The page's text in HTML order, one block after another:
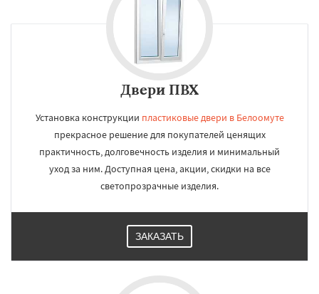
Двери ПВХ
Установка конструкции пластиковые двери в Белоомуте
прекрасное решение для покупателей ценящих
практичность, долговечность изделия и минимальный
уход за ним. Доступная цена, акции, скидки на все
светопрозрачные изделия.
ЗАКАЗАТЬ